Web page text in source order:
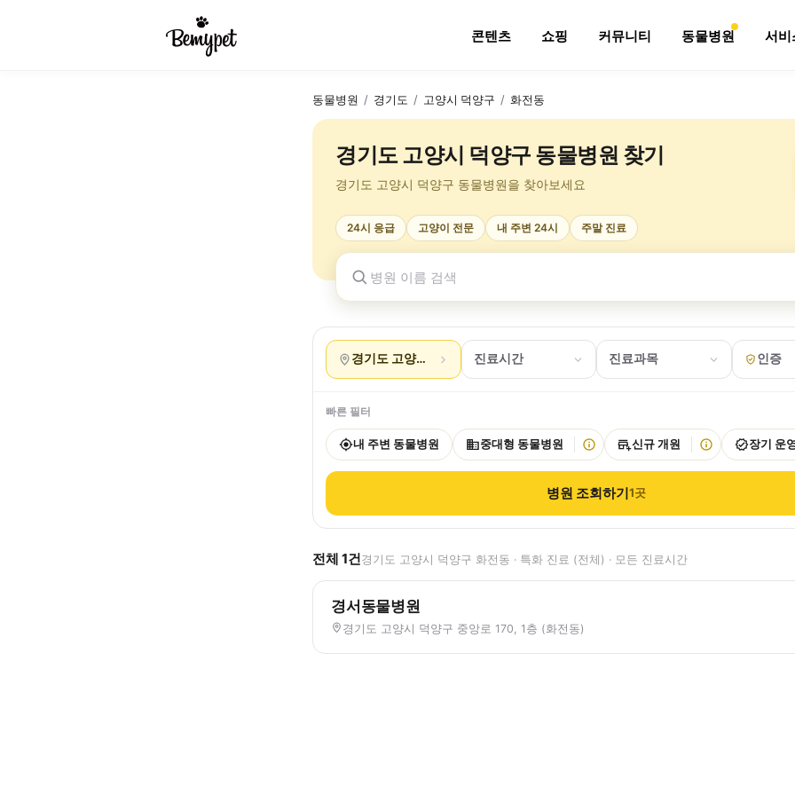
콘텐츠 쇼핑 커뮤니티 동물병원 서비
동물병원 / 경기도 / 고양시 덕양구 / 화전동
경기도 고양시 덕양구 동물병원 찾기
경기도 고양시 덕양구 동물병원을 찾아보세요
24시 응급 고양이 전문 내 주변 24시 주말 진료
경기도 고양시 덕양구 화전동
진료시간 진료과목 인증
빠른 필터
내 주변 동물병원 중대형 동물병원 신규 개원 장기 운
병원 조회하기1곳
전체 1건경기도 고양시 덕양구 화전동 · 특화 진료 (전체) · 모든 진료시간
경서동물병원
경기도 고양시 덕양구 중앙로 170, 1층 (화전동)